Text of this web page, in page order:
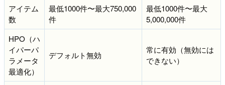
アイテム
数
最低1000件〜最大750,000
件
最低1000件〜最大
5,000,000件
HPO（ハ
イパーパ
ラメータ
最適化）
デフォルト無効
常に有効（無効には
できない）